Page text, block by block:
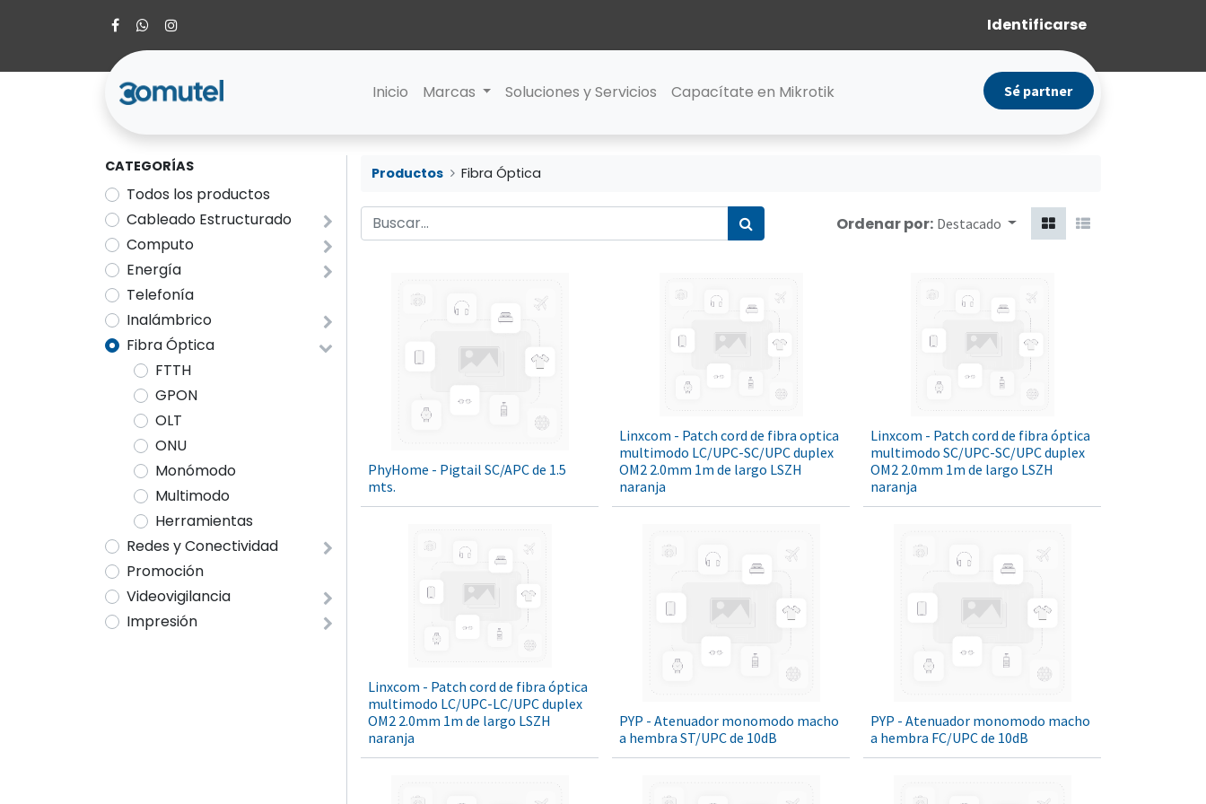
Identificarse
Inicio Marcas Soluciones y Servicios Capacítate en Mikrotik Sé partner
CATEGORÍAS
Todos los productos
Cableado Estructurado
Computo
Energía
Telefonía
Inalámbrico
Fibra Óptica
FTTH
GPON
OLT
ONU
Monómodo
Multimodo
Herramientas
Redes y Conectividad
Promoción
Videovigilancia
Impresión
Productos Fibra Óptica
Ordenar por: Destacado
PhyHome - Pigtail SC/APC de 1.5
mts.
Linxcom - Patch cord de fibra optica
multimodo LC/UPC-SC/UPC duplex
OM2 2.0mm 1m de largo LSZH
naranja
Linxcom - Patch cord de fibra óptica
multimodo SC/UPC-SC/UPC duplex
OM2 2.0mm 1m de largo LSZH
naranja
Linxcom - Patch cord de fibra óptica
multimodo LC/UPC-LC/UPC duplex
OM2 2.0mm 1m de largo LSZH
naranja
PYP - Atenuador monomodo macho
a hembra ST/UPC de 10dB
PYP - Atenuador monomodo macho
a hembra FC/UPC de 10dB